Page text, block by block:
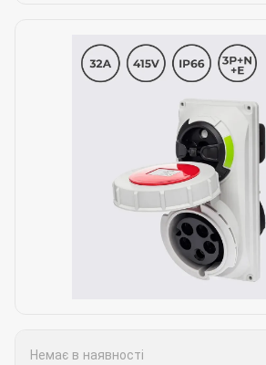
Немає в наявності